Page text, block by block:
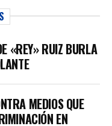
«REY» RUIZ BURLA
MEDIOS QUE
EN